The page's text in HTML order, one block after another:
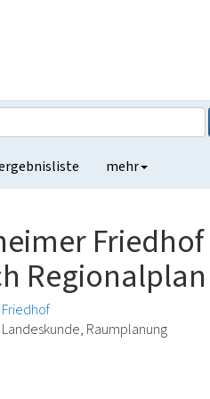
mehr
Friedhof
Raumplanung